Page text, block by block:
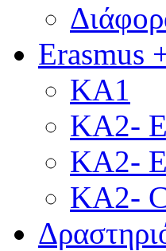
Erasmus
KA1
KA2-
KA2-
KA2-